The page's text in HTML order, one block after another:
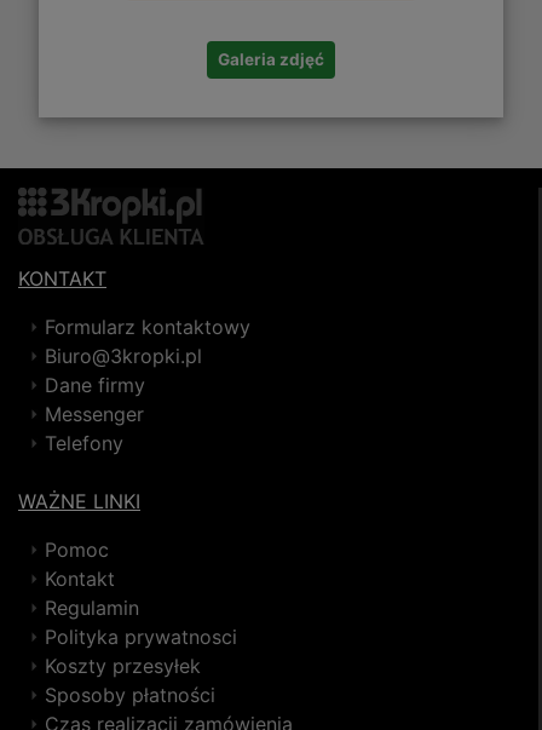
Galeria zdjęć
KONTAKT
Formularz kontaktowy
Biuro@3kropki.pl
Dane firmy
Messenger
Telefony
WAŻNE LINKI
Pomoc
Kontakt
Regulamin
Polityka prywatnosci
Koszty przesyłek
Sposoby płatności
Czas realizacji zamówienia